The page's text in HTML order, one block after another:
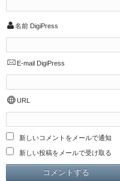
名前 DigiPress
E-mail DigiPress
URL
新しいコメントをメールで通知
新しい投稿をメールで受け取る